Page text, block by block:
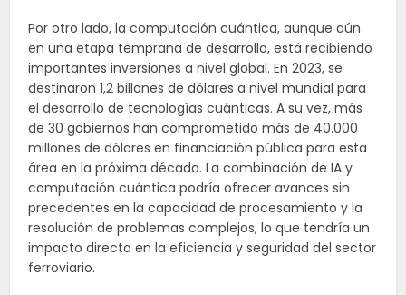
Por otro lado, la computación cuántica, aunque aún
en una etapa temprana de desarrollo, está recibiendo
importantes inversiones a nivel global. En 2023, se
destinaron 1,2 billones de dólares a nivel mundial para
el desarrollo de tecnologías cuánticas. A su vez, más
de 30 gobiernos han comprometido más de 40.000
millones de dólares en financiación pública para esta
área en la próxima década. La combinación de IA y
computación cuántica podría ofrecer avances sin
precedentes en la capacidad de procesamiento y la
resolución de problemas complejos, lo que tendría un
impacto directo en la eficiencia y seguridad del sector
ferroviario.